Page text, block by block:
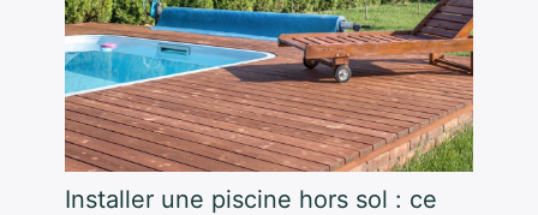
Installer une piscine hors sol : ce